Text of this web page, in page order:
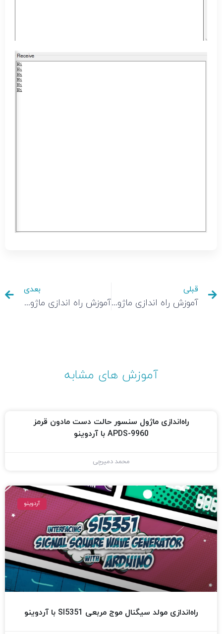
قبلی
آموزش راه اندازی ماژول وایرلس فرستنده گیرنده GT-38 با آردوینو
بعدی
آموزش راه اندازی ماژول فرستنده گیرنده رادیویی NRF24L01 با آردوینو
آموزش های مشابه
راه‌اندازی ماژول سنسور حالت دست مادون قرمز
APDS-9960 با آردوینو
محمد دمیرچی
آردوینو
راه‌اندازی مولد سیگنال موج مربعی SI5351 با آردوینو